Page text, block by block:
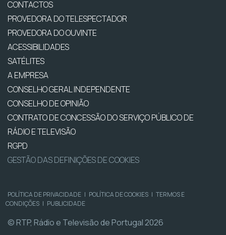
CONTACTOS
PROVEDORA DO TELESPECTADOR
PROVEDORA DO OUVINTE
ACESSIBILIDADES
SATÉLITES
A EMPRESA
CONSELHO GERAL INDEPENDENTE
CONSELHO DE OPINIÃO
CONTRATO DE CONCESSÃO DO SERVIÇO PÚBLICO DE
RÁDIO E TELEVISÃO
RGPD
GESTÃO DAS DEFINIÇÕES DE COOKIES
POLÍTICA DE PRIVACIDADE | POLÍTICA DE COOKIES | TERMOS E
CONDIÇÕES | PUBLICIDADE
© RTP, Rádio e Televisão de Portugal 2026